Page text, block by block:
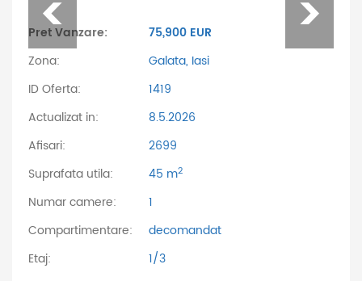
Pret Vanzare:
75,900 EUR
Zona:
Galata, Iasi
ID Oferta:
1419
Actualizat in:
8.5.2026
Afisari:
2699
Suprafata utila:
45 m2
Numar camere:
1
Compartimentare:
decomandat
Etaj:
1/3